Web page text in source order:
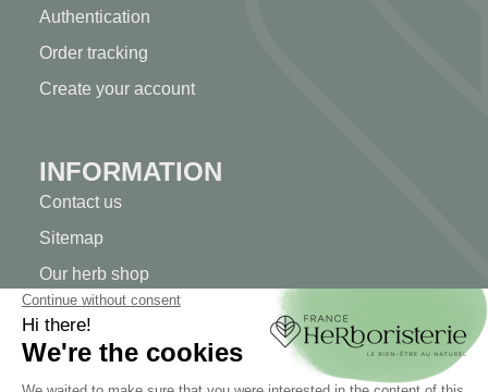
Authentication
Order tracking
Create your account
INFORMATION
Contact us
Sitemap
Our herb shop
Delivery
Secure payment